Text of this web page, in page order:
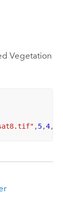
Vegetation
,5,4,